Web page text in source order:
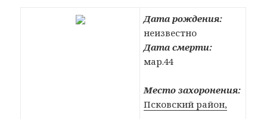
Дата рождения:
неизвестно
Дата смерти:
мар.44
Место захоронения:
Псковский район,